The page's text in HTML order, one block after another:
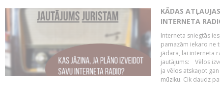
KĀDAS
INTERNETA
Interneta sniegtās
pamazām iekaro ne
jādara, lai interneta
jautājums: Vēlos
ja vēlos atskaņot
mūziku. Cik daudz